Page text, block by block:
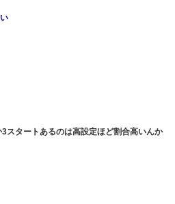
スタートあるのは高設定ほど割合高いんか